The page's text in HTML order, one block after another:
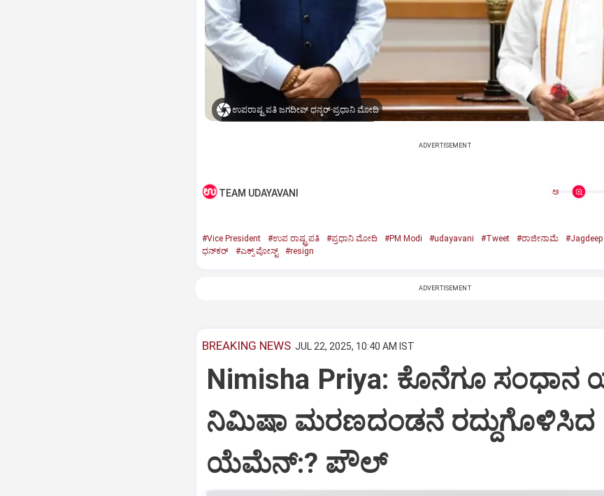
ಉಪರಾಷ್ಟ್ರಪತಿ ಜಗದೀಪ್‌ ಧನ್ಕರ್-ಪ್ರಧಾನಿ ಮೋದಿ
ADVERTISEMENT
TEAM UDAYAVANI ಅ
#Vice President #ಉಪ ರಾಷ್ಟ್ರಪತಿ #ಪ್ರಧಾನಿ ಮೋದಿ #PM Modi #udayavani #Tweet #ರಾಜೀನಾಮೆ
ಧನ್‌ಕರ್‌
#ಎಕ್ಸ್‌ ಪೋಸ್ಟ್ #resign
ADVERTISEMENT
BREAKING NEWS JUL 22, 2025, 10:40 AM IST
Nimisha Priya: ಕೊನೆಗೂ ಸಂಧಾನ
ನಿಮಿಷಾ ಮರಣದಂಡನೆ ರದ್ದುಗೊಳಿಸಿದ
ಯೆಮೆನ್:? ಪೌಲ್